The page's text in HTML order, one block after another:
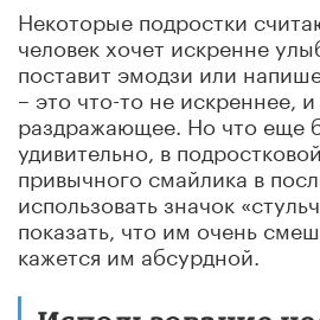
Некоторые подростки
человек хочет искренне
поставит эмодзи или
– это что-то не искреннее,
раздражающее. Но что еще
удивительно, в
привычного смайлика в
использовать значок
показать, что им очень
кажется им абсурдной.